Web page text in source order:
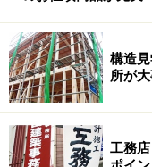
程度あるのでしょう
とトヨタホーム（
した家庭用蓄電池に
ついて確認。さら
みたいと思います。
構造
所が
工務